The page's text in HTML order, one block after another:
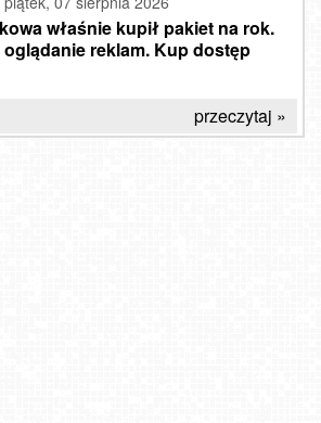
właśnie kupił pakiet na rok.
reklam. Kup dostęp
przeczytaj »